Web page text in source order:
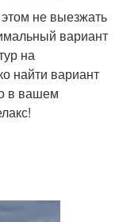
не выезжать
вариант
на
найти вариант
в вашем